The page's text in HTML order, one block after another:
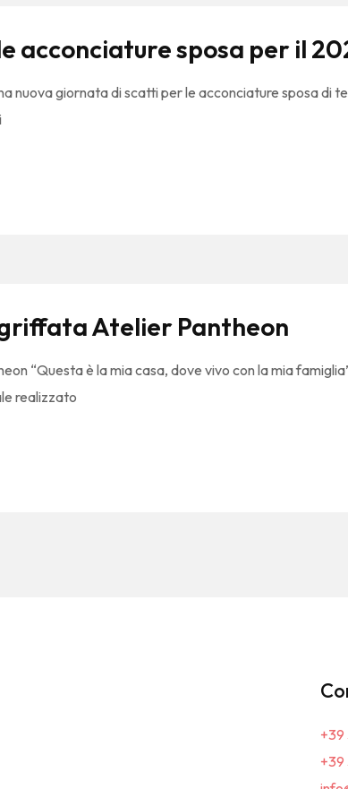
acconciature sposa per il
nuova giornata di scatti per le acconciature sposa di
Atelier Pantheon
“Questa è la mia casa, dove vivo con la mia
realizzato
+39
+39